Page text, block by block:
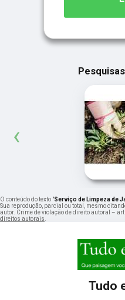
‹
O conteúdo do texto "Serviço de Limpeza de
Sua reprodução, parcial ou total, mesmo
autor. Crime de violação de direito autoral –
direitos autorais.
Tudo